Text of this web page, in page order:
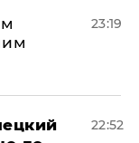
23:19
22:52